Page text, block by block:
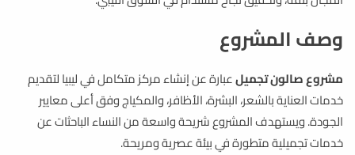
وصف المشروع
مشروع صالون تجميلعبارة عن إنشاء مركز متكامل في ليبيا لتقديم
خدمات العناية بالشعر، البشرة، الأظافر، والمكياج وفق أعلى معايير
الجودة. ويستهدف المشروع شريحة واسعة من النساء الباحثات عن
خدمات تجميلية متطورة في بيئة عصرية ومريحة.